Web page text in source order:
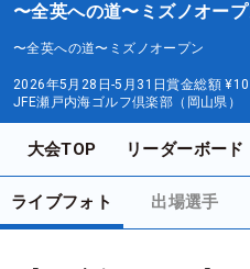
〜全英への道〜ミズノオー
〜全英への道〜ミズノオープン
2026年5月28日-5月31日賞金総額
JFE瀬戸内海ゴルフ倶楽部（岡山県）
大会TOP リーダーボード
ライブフォト 出場選手